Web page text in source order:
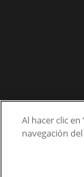
Al hacer clic
navegación